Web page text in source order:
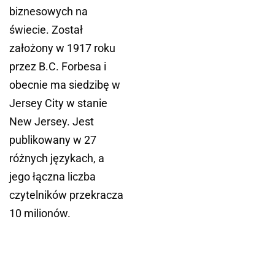
biznesowych na
świecie. Został
założony w 1917 roku
przez B.C. Forbesa i
obecnie ma siedzibę w
Jersey City w stanie
New Jersey. Jest
publikowany w 27
różnych językach, a
jego łączna liczba
czytelników przekracza
10 milionów.